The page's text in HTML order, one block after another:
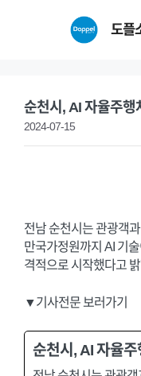
도플
순천시, AI 자율주행
2024-07-15
전남 순천시는 관광객
만국가정원까지 AI 기
격적으로 시작했다고
▼기사전문 보러가기
순천시, AI 자율